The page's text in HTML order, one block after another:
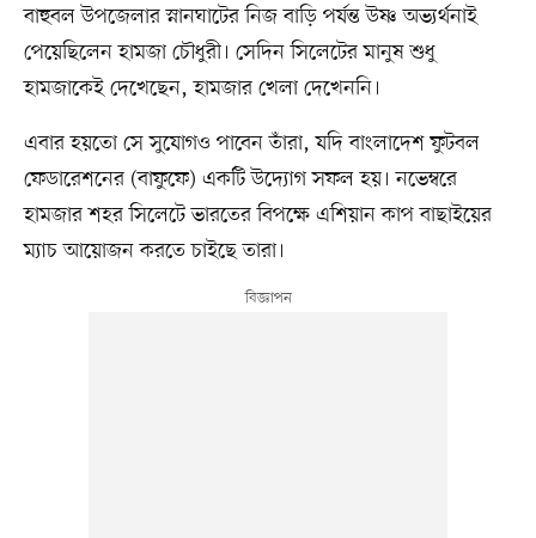
বাহুবল উপজেলার স্নানঘাটের নিজ বাড়ি পর্যন্ত উষ্ণ অভ্যর্থনাই
পেয়েছিলেন হামজা চৌধুরী। সেদিন সিলেটের মানুষ শুধু
হামজাকেই দেখেছেন, হামজার খেলা দেখেননি।
এবার হয়তো সে সুযোগও পাবেন তাঁরা, যদি বাংলাদেশ ফুটবল
ফেডারেশনের (বাফুফে) একটি উদ্যোগ সফল হয়। নভেম্বরে
হামজার শহর সিলেটে ভারতের বিপক্ষে এশিয়ান কাপ বাছাইয়ের
ম্যাচ আয়োজন করতে চাইছে তারা।